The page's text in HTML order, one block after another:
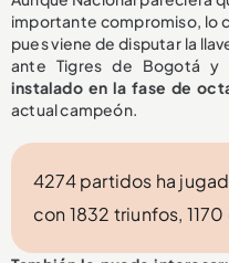
importante compromiso, lo
pues viene de disputar la
ante Tigres de Bogotá y
instalado en la fase de
actual campeón.
4274 partidos ha
con 1832 triunfos,